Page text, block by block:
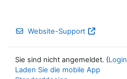
Website-Support
Sie sind nicht angemeldet. (Login
Laden Sie die mobile App